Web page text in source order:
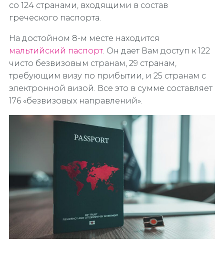
со 124 странами, входящими в состав
греческого паспорта.
На достойном 8-м месте находится
мальтийский паспорт. Он дает Вам доступ к 122
чисто безвизовым странам, 29 странам,
требующим визу по прибытии, и 25 странам с
электронной визой. Все это в сумме составляет
176 «безвизовых направлений».